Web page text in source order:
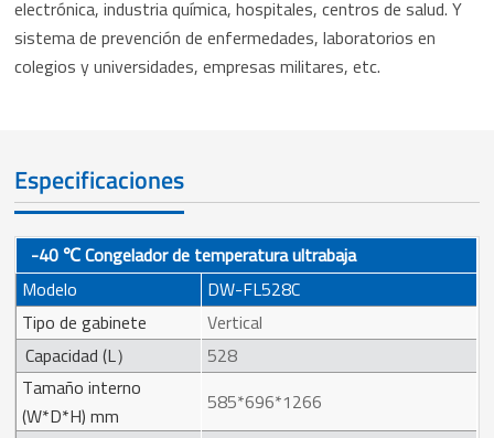
electrónica, industria química, hospitales, centros de salud. Y
sistema de prevención de enfermedades, laboratorios en
colegios y universidades, empresas militares, etc.
Especificaciones
-40 ℃ Congelador de temperatura ultrabaja
Modelo
DW-FL528C
Tipo de gabinete
Vertical
Capacidad (L）
528
Tamaño interno
(W*D*H) mm
585*696*1266